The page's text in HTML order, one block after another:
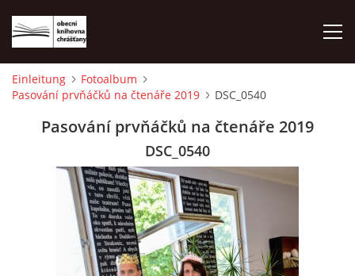
EINLEITUNG
© 2026 eStránky.cz |WebSlice |Drucken|Aktualisiert: 1. 8. 2026
Einleitung
Fotoalbum
Pasování prvňáčků na čtenáře 2019
DSC_0540
Pasování prvňáčků na čtenáře 2019
DSC_0540